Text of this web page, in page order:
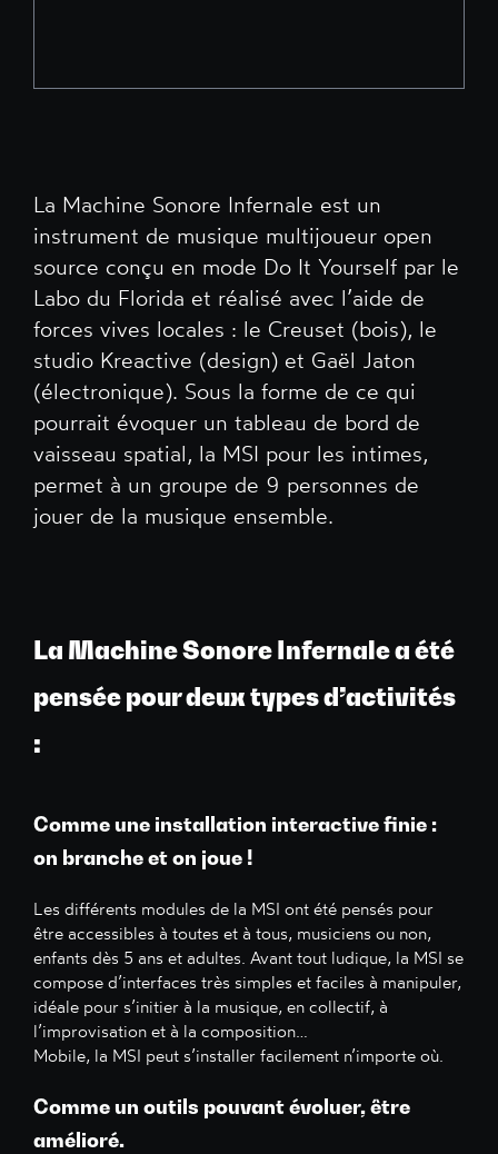
La Machine Sonore Infernale est un
instrument de musique multijoueur open
source conçu en mode Do It Yourself par le
Labo du Florida et réalisé avec l’aide de
forces vives locales : le Creuset (bois), le
studio Kreactive (design) et Gaël Jaton
(électronique). Sous la forme de ce qui
pourrait évoquer un tableau de bord de
vaisseau spatial, la MSI pour les intimes,
permet à un groupe de 9 personnes de
jouer de la musique ensemble.
La Machine Sonore Infernale a été
pensée pour deux types d’activités
:
Comme une installation interactive finie :
on branche et on joue !
Les différents modules de la MSI ont été pensés pour
être accessibles à toutes et à tous, musiciens ou non,
enfants dès 5 ans et adultes. Avant tout ludique, la MSI se
compose d’interfaces très simples et faciles à manipuler,
idéale pour s’initier à la musique, en collectif, à
l’improvisation et à la composition…
Mobile, la MSI peut s’installer facilement n’importe où.
Comme un outils pouvant évoluer, être
amélioré.